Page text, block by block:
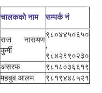
चालकको नाम सम्पर्क नं
राज नारायण
कुर्मी
९८०४४५०६५०
,
९८४२९९०२३०
असरफ
९८१८०३६६१९
महबुब आलम ९८१९४४८५२१